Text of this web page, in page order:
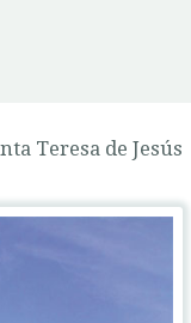
Teresa de Jesús